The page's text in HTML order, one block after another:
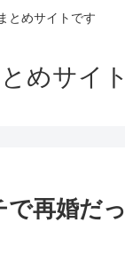
とめサイトです
めサイト
で再婚だっ